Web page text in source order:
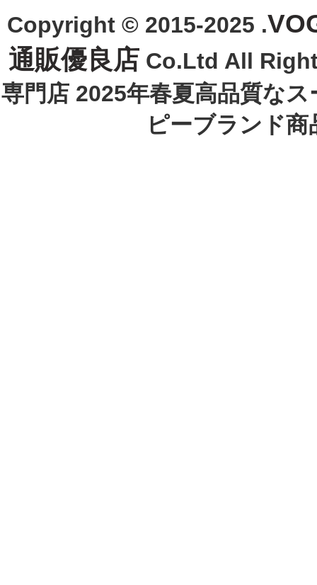
Copyright © 2015-2025 .
通販優良店 Co.Ltd All
専門店 2025年春夏高品質な
ピーブランド